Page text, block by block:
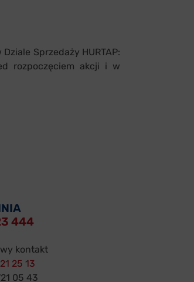
Sprzedaży HURTAP:
rozpoczęciem akcji i w
444
kontakt
25 13
05 43